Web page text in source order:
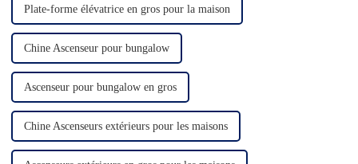
Plate-forme élévatrice en gros pour la maison
Chine Ascenseur pour bungalow
Ascenseur pour bungalow en gros
Chine Ascenseurs extérieurs pour les maisons